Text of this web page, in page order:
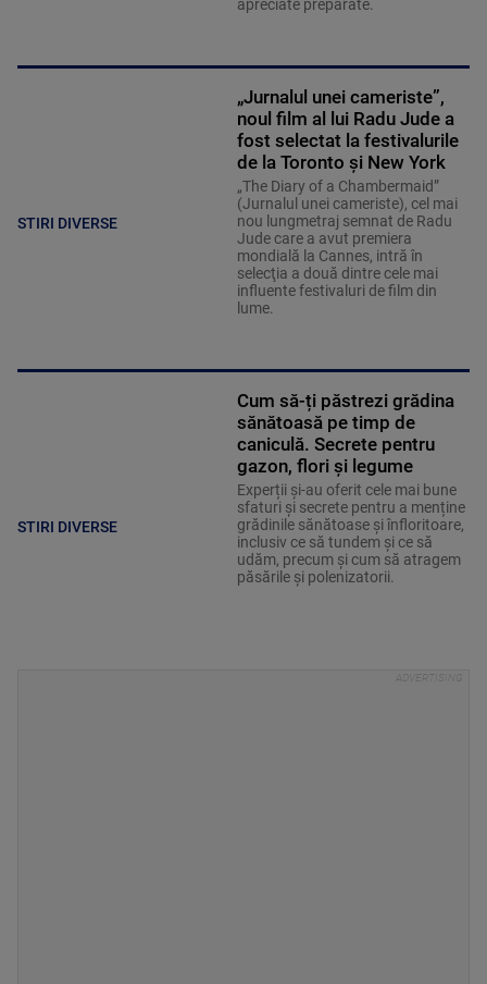
apreciate preparate.
STIRI DIVERSE
„Jurnalul unei cameriste”,
noul film al lui Radu Jude a
fost selectat la festivalurile
de la Toronto și New York
„The Diary of a Chambermaid”
(Jurnalul unei cameriste), cel mai
nou lungmetraj semnat de Radu
Jude care a avut premiera
mondială la Cannes, intră în
selecţia a două dintre cele mai
influente festivaluri de film din
lume.
STIRI DIVERSE
Cum să-ți păstrezi grădina
sănătoasă pe timp de
caniculă. Secrete pentru
gazon, flori și legume
Experții și-au oferit cele mai bune
sfaturi și secrete pentru a menține
grădinile sănătoase și înfloritoare,
inclusiv ce să tundem și ce să
udăm, precum și cum să atragem
păsările și polenizatorii.